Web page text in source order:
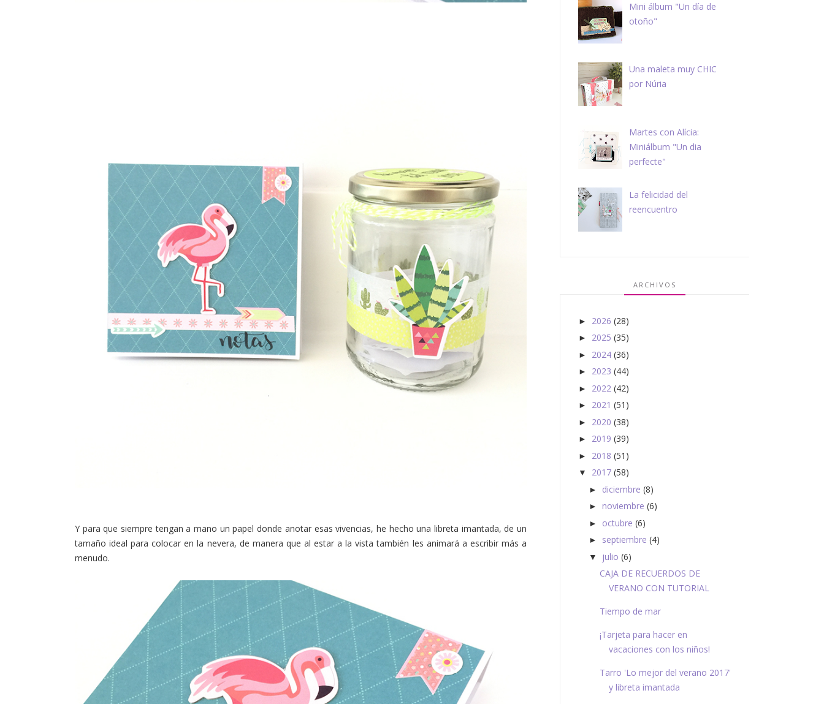
Y para que siempre tengan a mano un papel donde anotar esas vivencias, he hecho una libreta imantada, de un
tamaño ideal para colocar en la nevera, de manera que al estar a la vista también les animará a escribir más a
menudo.
Mini álbum "Un día de
otoño"
Una maleta muy CHIC
por Núria
Martes con Alícia:
Miniálbum "Un dia
perfecte"
La felicidad del
reencuentro
ARCHIVOS
► 2026 (28)
► 2025 (35)
► 2024 (36)
► 2023 (44)
► 2022 (42)
► 2021 (51)
► 2020 (38)
► 2019 (39)
► 2018 (51)
▼ 2017 (58)
► diciembre (8)
► noviembre (6)
► octubre (6)
► septiembre (4)
▼ julio (6)
CAJA DE RECUERDOS DE
VERANO CON TUTORIAL
Tiempo de mar
¡Tarjeta para hacer en
vacaciones con los niños!
Tarro 'Lo mejor del verano 2017'
y libreta imantada